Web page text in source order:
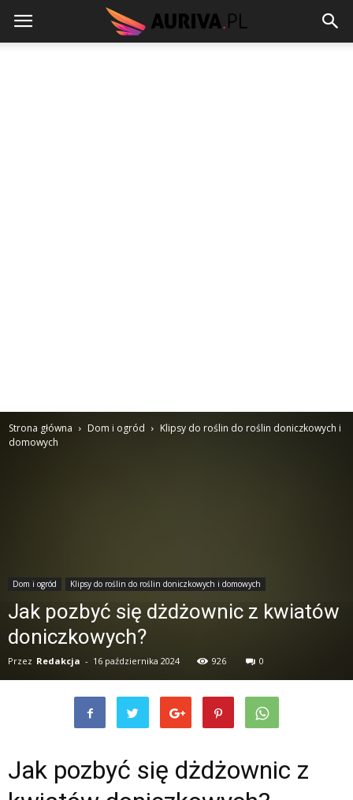
Strona główna Dom i ogród
Klipsy do roślin do roślin doniczkowych i
domowych
Dom i ogród Klipsy do roślin do roślin doniczkowych i domowych
Jak pozbyć się dżdżownic z kwiatów
doniczkowych?
Przez Redakcja - 16 października 2024 926 0
Jak pozbyć się dżdżownic z